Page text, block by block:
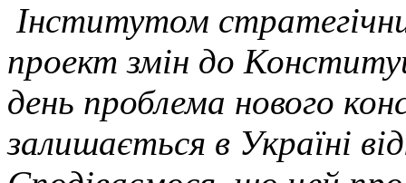
Інститутом
проект змін до
день проблема нового
залишається в Україні